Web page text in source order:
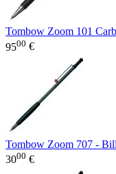
Tombow Zoom 101
9500 €
Tombow Zoom 707 -
3000 €